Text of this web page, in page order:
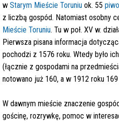
w Starym Mieście Toruniu ok. 55
z liczbą gospód. Natomiast osobny
Mieście Toruniu. Tu w poł. XV w.
Pierwsza pisana informacja
pochodzi z 1576 roku. Wtedy było
(łącznie z gospodami na
notowano już 160, a w 1912 roku
W dawnym mieście znaczenie
gościnę, rozrywkę, pomoc w